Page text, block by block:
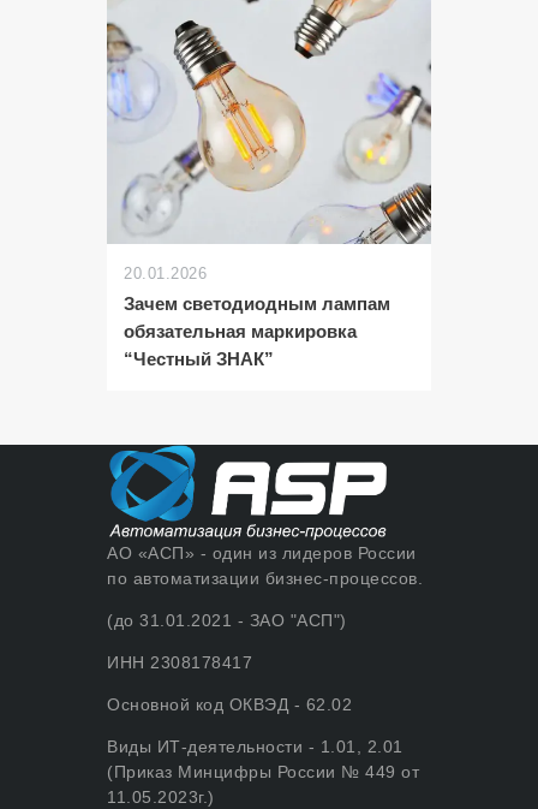
20.01.2026
Зачем светодиодным лампам
обязательная маркировка
“Честный ЗНАК”
АО «АСП» - один из лидеров России
по автоматизации бизнес-процессов.
(до 31.01.2021 - ЗАО "АСП")
ИНН 2308178417
Основной код ОКВЭД - 62.02
Виды ИТ-деятельности - 1.01, 2.01
(Приказ Минцифры России № 449 от
11.05.2023г.)